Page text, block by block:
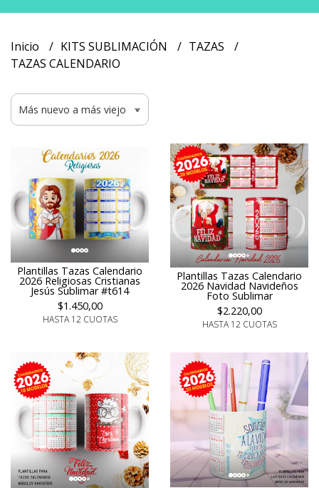
Inicio KITS SUBLIMACIÓN
TAZAS
TAZAS CALENDARIO
Plantillas Tazas Calendario
2026 Religiosas Cristianas
Jesús Sublimar #t614
$1.450,00
HASTA 12 CUOTAS
Plantillas Tazas Calendario
2026 Navidad Navideños
Foto Sublimar
$2.220,00
HASTA 12 CUOTAS